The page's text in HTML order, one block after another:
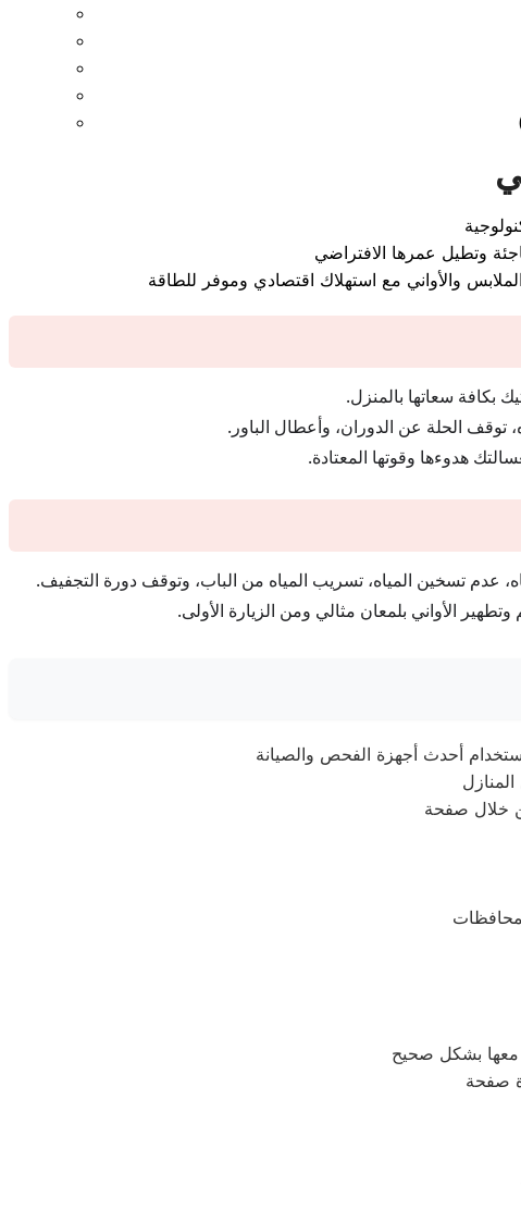
بكافة سعاتها بالمنزل.
توقف الحلة عن الدوران، وأعطال الباور.
هدوءها وقوتها المعتادة.
عدم تسخين المياه، تسريب المياه من الباب، وتوقف دورة التجفيف.
الأواني بلمعان مثالي ومن الزيارة الأولى.
خلال صفحة
صفحة